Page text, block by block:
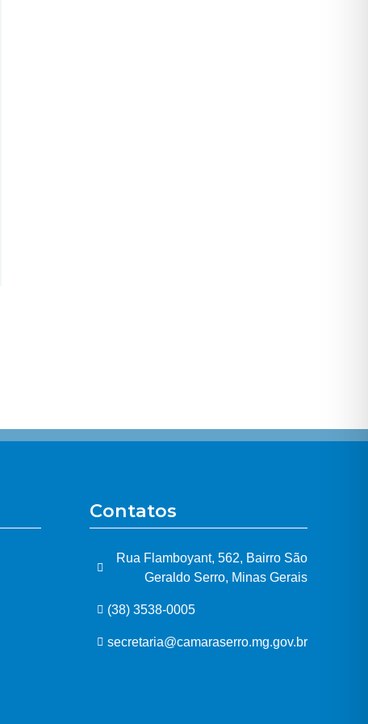
Contatos
Rua Flamboyant, 562, Bairro São
Geraldo Serro, Minas Gerais
(38) 3538-0005
secretaria@camaraserro.mg.gov.br